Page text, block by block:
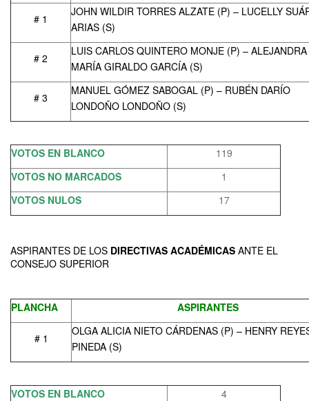
# 1
JOHN WILDIR TORRES ALZATE (P) – LUCELLY
ARIAS (S)
# 2
LUIS CARLOS QUINTERO MONJE (P) – ALEJANDRA
MARÍA GIRALDO GARCÍA (S)
# 3
MANUEL GÓMEZ SABOGAL (P) – RUBÉN DARÍO
LONDOÑO LONDOÑO (S)
VOTOS EN BLANCO
119
VOTOS NO MARCADOS
1
VOTOS NULOS
17
ASPIRANTES DE LOS DIRECTIVAS ACADÉMICAS ANTE EL
CONSEJO SUPERIOR
PLANCHA ASPIRANTES
# 1
OLGA ALICIA NIETO CÁRDENAS (P) – HENRY
PINEDA (S)
VOTOS EN BLANCO
4